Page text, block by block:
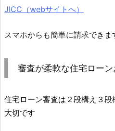
JICC（webサイトへ）
スマホからも簡単に請求できま
審査が柔軟な住宅ロー
住宅ローン審査は２段構え３
大切です